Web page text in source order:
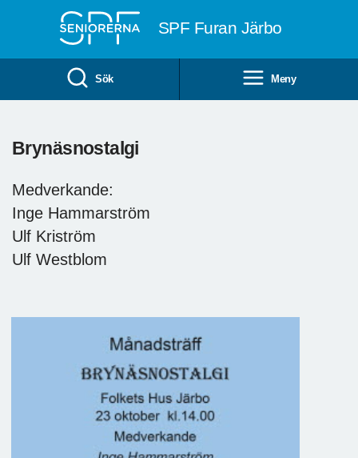
SPF Furan Järbo
Sök Meny
Brynäsnostalgi
Medverkande:
Inge Hammarström
Ulf Kriström
Ulf Westblom